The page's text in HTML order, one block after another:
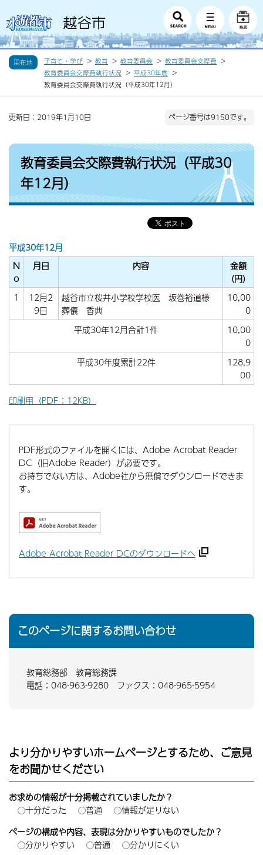
現在地 子育て・学び 教育 教育委員会
教育委員会交際費
教育委員会交際費執行状況
平成30年度
教育委員会交際費執行状況（平成30年12月）
更新日：2019年1月10日 ページ番号は9150です。
教育委員会交際費執行状況（平成30
年12月）
平成30年12月
N
o
月日 内容
金額
（円）
1
12月2
9日
越谷市立桜井小学校学校医 坂巻裕道様
葬儀 香典
10,00
0
平成30年12月合計1件
10,00
0
平成30年度累計22件
128,9
00
印刷用（PDF：12KB）
PDF形式のファイルを開くには、Adobe Acrobat Reader
DC（旧Adobe Reader）が必要です。
お持ちでない方は、Adobe社から無償でダウンロードできま
す。
Adobe Acrobat Reader DCのダウンロードへ
このページに関するお問い合わせ
教育総務部 教育総務課
電話：048-963-9280 ファクス：048-965-5954
より分かりやすいホームページとするため、ご意見
をお聞かせください
お求めの情報が十分掲載されていましたか？
十分だった
普通
情報が足りない
ページの構成や内容、表現は分かりやすいものでしたか？
分かりやすい
普通
分かりにくい